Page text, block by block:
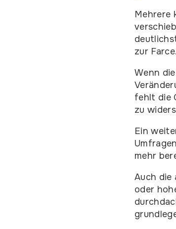
Mehrere
zur Farce.
Wenn
fehlt die
zu
Ein
mehr
Auch die
oder